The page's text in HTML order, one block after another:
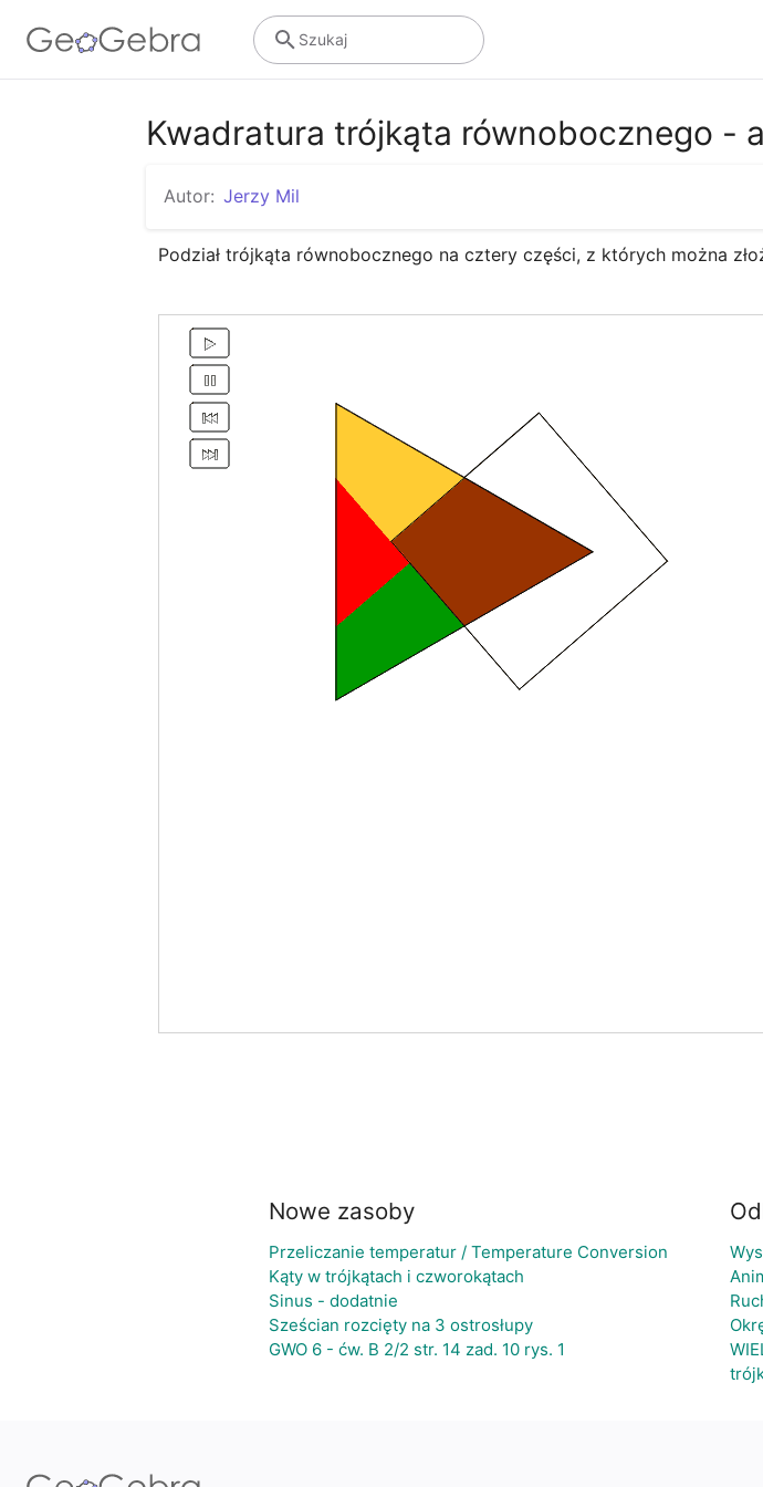
Szukaj
Kwadratura trójkąta równobocznego -
Autor: Jerzy Mil
Podział trójkąta równobocznego na cztery części, z których można
Nowe zasoby
Przeliczanie temperatur / Temperature Conversion
Kąty w trójkątach i czworokątach
Sinus - dodatnie
Sześcian rozcięty na 3 ostrosłupy
GWO 6 - ćw. B 2/2 str. 14 zad. 10 rys. 1